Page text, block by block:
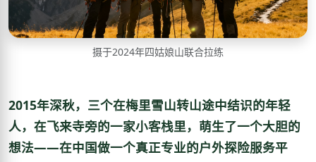
摄于2024年四姑娘山联合拉练
2015年深秋，三个在梅里雪山转山途中结识的年轻
人，在飞来寺旁的一家小客栈里，萌生了一个大胆的
想法——在中国做一个真正专业的户外探险服务平